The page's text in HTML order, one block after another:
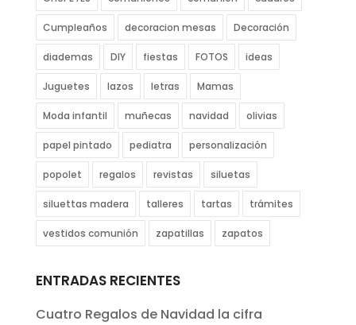
Cumpleaños decoracion mesas Decoración
diademas DIY fiestas FOTOS ideas
Juguetes lazos letras Mamas
Moda infantil muñecas navidad olivias
papel pintado pediatra personalización
popolet regalos revistas siluetas
siluettas madera talleres tartas trámites
vestidos comunión zapatillas zapatos
ENTRADAS RECIENTES
Cuatro Regalos de Navidad la cifra